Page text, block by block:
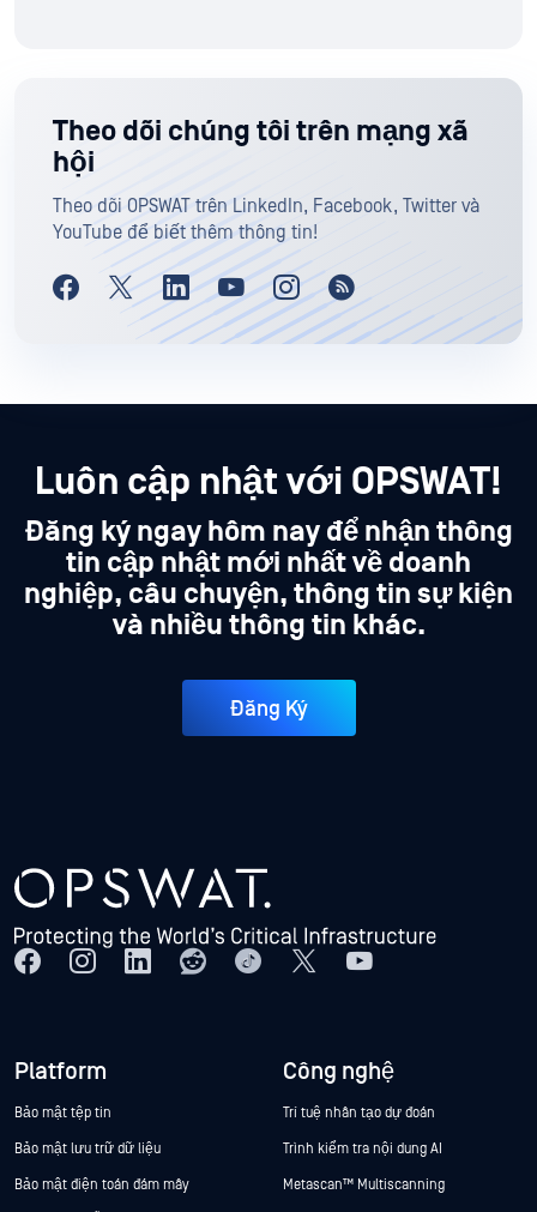
Theo dõi chúng tôi trên mạng xã
hội
Theo dõi OPSWAT trên LinkedIn, Facebook, Twitter và
YouTube để biết thêm thông tin!
Luôn cập nhật với OPSWAT!
Đăng ký ngay hôm nay để nhận thông
tin cập nhật mới nhất về doanh
nghiệp, câu chuyện, thông tin sự kiện
và nhiều thông tin khác.
Đăng Ký
Platform
Bảo mật tệp tin
Bảo mật lưu trữ dữ liệu
Bảo mật điện toán đám mây
Công nghệ
Trí tuệ nhân tạo dự đoán
Trình kiểm tra nội dung AI
Metascan™ Multiscanning